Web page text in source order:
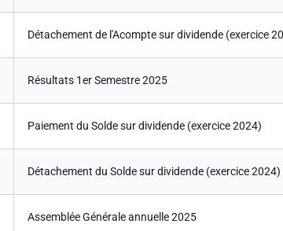
Détachement de l'Acompte sur dividende (exercice
Résultats 1er Semestre 2025
Paiement du Solde sur dividende (exercice 2024)
Détachement du Solde sur dividende (exercice 2024)
Assemblée Générale annuelle 2025